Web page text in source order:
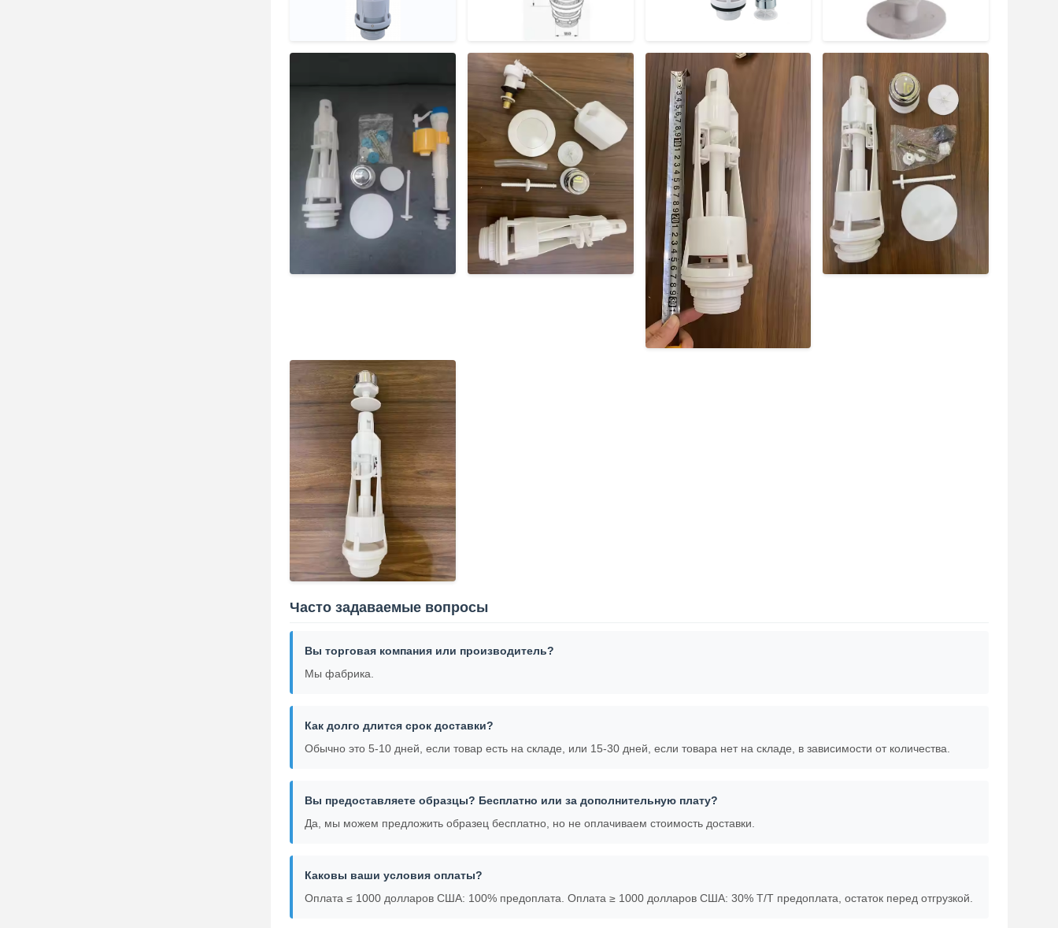
Часто задаваемые вопросы
Вы торговая компания или производитель?
Мы фабрика.
Как долго длится срок доставки?
Обычно это 5-10 дней, если товар есть на складе, или 15-30 дней, если товара нет на складе, в зависимости от количества.
Вы предоставляете образцы? Бесплатно или за дополнительную плату?
Да, мы можем предложить образец бесплатно, но не оплачиваем стоимость доставки.
Каковы ваши условия оплаты?
Оплата ≤ 1000 долларов США: 100% предоплата. Оплата ≥ 1000 долларов США: 30% T/T предоплата, остаток перед отгрузкой.